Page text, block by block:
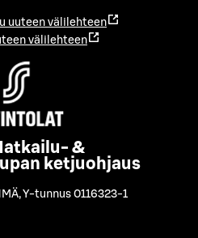
uuteen välilehteen
välilehteen
&
ketjuohjaus
,Y-tunnus 0116323-1